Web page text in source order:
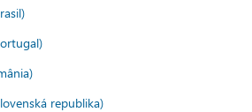
republika)